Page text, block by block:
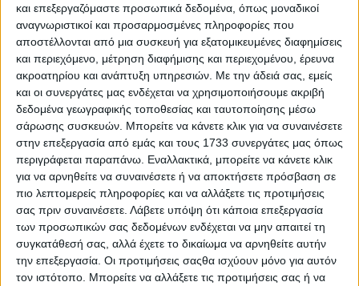
και επεξεργαζόμαστε προσωπικά δεδομένα, όπως μοναδικοί
αναγνωριστικοί και προσαρμοσμένες πληροφορίες που
αποστέλλονται από μια συσκευή για εξατομικευμένες διαφημίσεις
και περιεχόμενο, μέτρηση διαφήμισης και περιεχομένου, έρευνα
ακροατηρίου και ανάπτυξη υπηρεσιών. Με την άδειά σας, εμείς
και οι συνεργάτες μας ενδέχεται να χρησιμοποιήσουμε ακριβή
δεδομένα γεωγραφικής τοποθεσίας και ταυτοποίησης μέσω
σάρωσης συσκευών. Μπορείτε να κάνετε κλικ για να συναινέσετε
στην επεξεργασία από εμάς και τους 1733 συνεργάτες μας όπως
περιγράφεται παραπάνω. Εναλλακτικά, μπορείτε να κάνετε κλικ
για να αρνηθείτε να συναινέσετε ή να αποκτήσετε πρόσβαση σε
πιο λεπτομερείς πληροφορίες και να αλλάξετε τις προτιμήσεις
σας πριν συναινέσετε. Λάβετε υπόψη ότι κάποια επεξεργασία
των προσωπικών σας δεδομένων ενδέχεται να μην απαιτεί τη
συγκατάθεσή σας, αλλά έχετε το δικαίωμα να αρνηθείτε αυτήν
την επεξεργασία. Οι προτιμήσεις σαςθα ισχύουν μόνο για αυτόν
τον ιστότοπο. Μπορείτε να αλλάξετε τις προτιμήσεις σας ή να